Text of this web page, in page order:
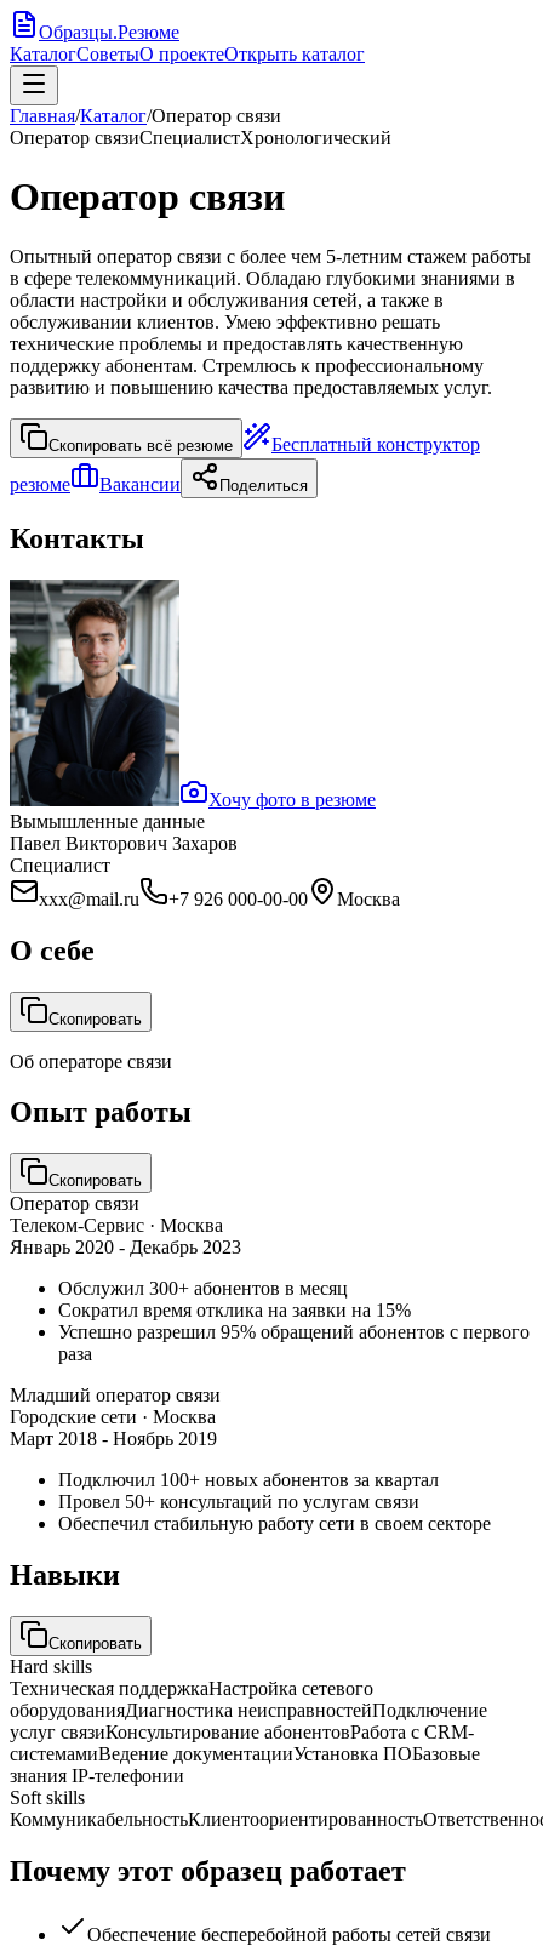
Образцы.Резюме
КаталогСоветыО проектеОткрыть каталог
Главная/Каталог/Оператор связи
Оператор связиСпециалистХронологический
Оператор связи
Опытный оператор связи с более чем 5-летним стажем работы
в сфере телекоммуникаций. Обладаю глубокими знаниями в
области настройки и обслуживания сетей, а также в
обслуживании клиентов. Умею эффективно решать
технические проблемы и предоставлять качественную
поддержку абонентам. Стремлюсь к профессиональному
развитию и повышению качества предоставляемых услуг.
Скопировать всё резюме
Бесплатный конструктор
резюме
Вакансии Поделиться
Контакты
Хочу фото в резюме
Вымышленные данные
Павел Викторович Захаров
Специалист
xxx@mail.ru
+7 926 000-00-00 Москва
О себе
Скопировать
Об операторе связи
Опыт работы
Скопировать
Оператор связи
Телеком-Сервис · Москва
Январь 2020 - Декабрь 2023
Обслужил 300+ абонентов в месяц
Сократил время отклика на заявки на 15%
Успешно разрешил 95% обращений абонентов с первого
раза
Младший оператор связи
Городские сети · Москва
Март 2018 - Ноябрь 2019
Подключил 100+ новых абонентов за квартал
Провел 50+ консультаций по услугам связи
Обеспечил стабильную работу сети в своем секторе
Навыки
Скопировать
Hard skills
Техническая поддержкаНастройка сетевого
оборудованияДиагностика неисправностейПодключение
услуг связиКонсультирование абонентовРабота с CRM-
системамиВедение документацииУстановка ПОБазовые
знания IP-телефонии
Soft skills
КоммуникабельностьКлиентоориентированность
Почему этот образец работает
Обеспечение бесперебойной работы сетей связи